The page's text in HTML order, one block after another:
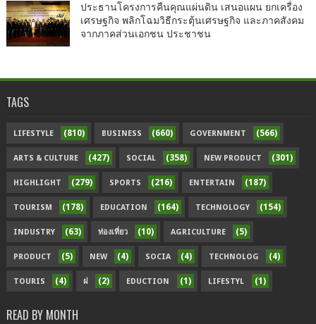
ประธานโครงการคืนคุณแผ่นดิน เสนอแผน ยกเครื่อง
เศรษฐกิจ พลิกโฉมวิธีกระตุ้นเศรษฐกิจ และภาคสังคม
จากภาคส่วนเอกชน ประชาชน
TAGS
LIFESTYLE (810) BUSINESS (660) GOVERNMENT (566)
ARTS & CULTURE (427) SOCIAL (358) NEW PRODUCT (301)
HIGHLIGHT (279) SPORTS (216) ENTERTAIN (187)
TOURISM (178) EDUCATION (164) TECHNOLOGY (154)
INDUSTRY (63) ท่องเที่ยว (10) AGRICULTURE (5)
PRODUCT (5) NEW (4) SOCIA (4) TECHNOLOG (4)
TOURIS (4) ฝ (2) EDUCTION (1) LIFESTYL (1)
READ BY MONTH